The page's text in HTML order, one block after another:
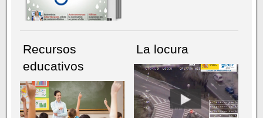
Recursos
educativos
La locura